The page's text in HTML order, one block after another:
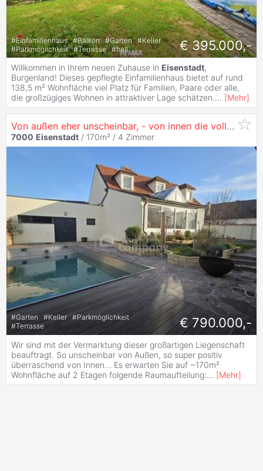
#Einfamilienhaus #Balkon #Garten #Keller
#Parkmöglichkeit #Terrasse #hell € 395.000,-
Willkommen in Ihrem neuen Zuhause in Eisenstadt,
Burgenland! Dieses gepflegte Einfamilienhaus bietet auf rund
138,5 m² Wohnfläche viel Platz für Familien, Paare oder alle,
die großzügiges Wohnen in attraktiver Lage schätzen.... [Mehr]
Von außen eher unscheinbar, - von innen die volle Ladung Wohlfühlgefühl!
7000 Eisenstadt / 170m² / 4 Zimmer
#Garten #Keller #Parkmöglichkeit
#Terrasse € 790.000,-
Wir sind mit der Vermarktung dieser großartigen Liegenschaft
beauftragt. So unscheinbar von Außen, so super positiv
überraschend von Innen... Es erwarten Sie auf ~170m²
Wohnfläche auf 2 Etagen folgende Raumaufteilung:... [Mehr]